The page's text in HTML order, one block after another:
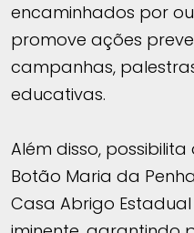
encaminhados por
promove ações
campanhas,
educativas.
Além disso,
Botão Maria da
Casa Abrigo